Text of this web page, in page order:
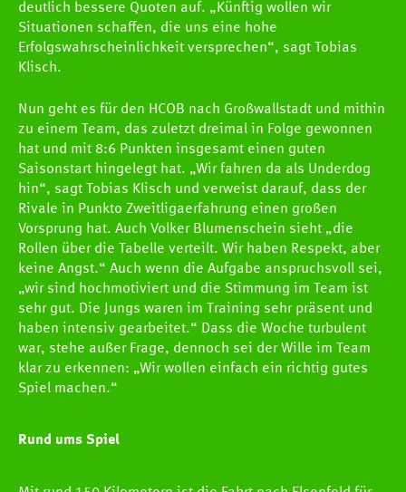
deutlich bessere Quoten auf. „Künftig wollen wir
Situationen schaffen, die uns eine hohe
Erfolgswahrscheinlichkeit versprechen“, sagt Tobias
Klisch.
Nun geht es für den HCOB nach Großwallstadt und mithin
zu einem Team, das zuletzt dreimal in Folge gewonnen
hat und mit 8:6 Punkten insgesamt einen guten
Saisonstart hingelegt hat. „Wir fahren da als Underdog
hin“, sagt Tobias Klisch und verweist darauf, dass der
Rivale in Punkto Zweitligaerfahrung einen großen
Vorsprung hat. Auch Volker Blumenschein sieht „die
Rollen über die Tabelle verteilt. Wir haben Respekt, aber
keine Angst.“ Auch wenn die Aufgabe anspruchsvoll sei,
„wir sind hochmotiviert und die Stimmung im Team ist
sehr gut. Die Jungs waren im Training sehr präsent und
haben intensiv gearbeitet.“ Dass die Woche turbulent
war, stehe außer Frage, dennoch sei der Wille im Team
klar zu erkennen: „Wir wollen einfach ein richtig gutes
Spiel machen.“
Rund ums Spiel